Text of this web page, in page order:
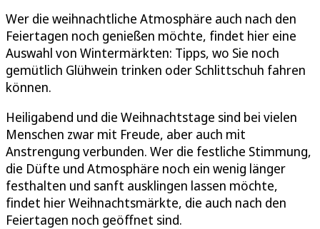
Wer die weihnachtliche Atmosphäre auch nach den
Feiertagen noch genießen möchte, findet hier eine
Auswahl von Wintermärkten: Tipps, wo Sie noch
gemütlich Glühwein trinken oder Schlittschuh fahren
können.
Heiligabend und die Weihnachtstage sind bei vielen
Menschen zwar mit Freude, aber auch mit
Anstrengung verbunden. Wer die festliche Stimmung,
die Düfte und Atmosphäre noch ein wenig länger
festhalten und sanft ausklingen lassen möchte,
findet hier Weihnachtsmärkte, die auch nach den
Feiertagen noch geöffnet sind.